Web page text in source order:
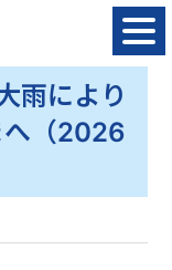
雨により
へ（2026